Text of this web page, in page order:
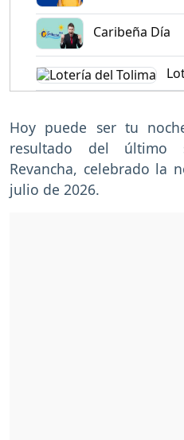
Caribeña Día
Hoy puede ser tu
resultado del último
Revancha, celebrado la
julio de 2026.